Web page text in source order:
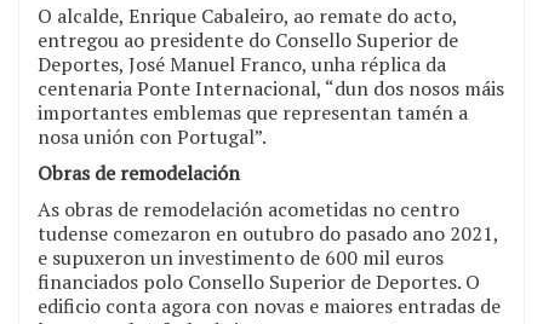
O alcalde, Enrique Cabaleiro, ao remate do acto,
entregou ao presidente do Consello Superior de
Deportes, José Manuel Franco, unha réplica da
centenaria Ponte Internacional, “dun dos nosos máis
importantes emblemas que representan tamén a
nosa unión con Portugal”.
Obras de remodelación
As obras de remodelación acometidas no centro
tudense comezaron en outubro do pasado ano 2021,
e supuxeron un investimento de 600 mil euros
financiados polo Consello Superior de Deportes. O
edificio conta agora con novas e maiores entradas de